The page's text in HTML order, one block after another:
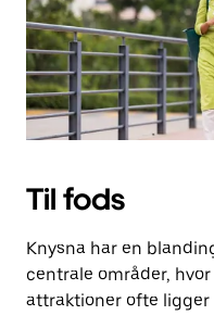
Til fods
Knysna har en
centrale områder,
attraktioner ofte